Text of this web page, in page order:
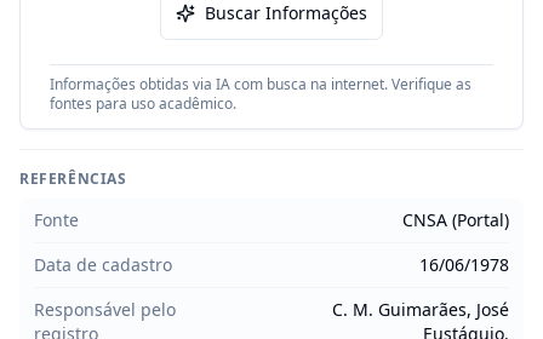
Buscar Informações
Informações obtidas via IA com busca na internet. Verifique as
fontes para uso acadêmico.
REFERÊNCIAS
Fonte
CNSA (Portal)
Data de cadastro
16/06/1978
Responsável pelo
registro
C. M. Guimarães, José
Eustáquio.